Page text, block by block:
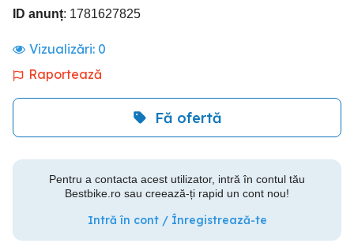
ID anunț: 1781627825
Vizualizări: 0
Raportează
Fă ofertă
Pentru a contacta acest utilizator, intră în contul tău
Bestbike.ro sau creează-ți rapid un cont nou!
Intră în cont / Înregistrează-te